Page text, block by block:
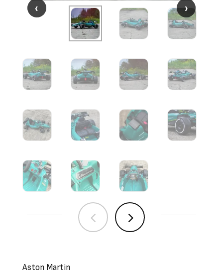
‹ ›
‹ ›
4 5
Aston Martin